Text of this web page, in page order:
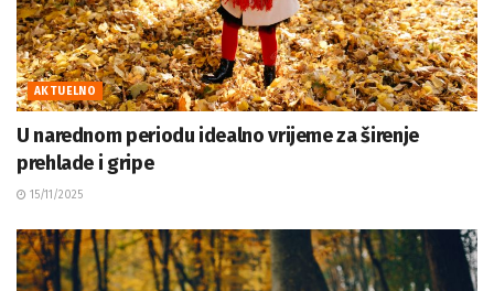
AKTUELNO
U narednom periodu idealno vrijeme za širenje
prehlade i gripe
15/11/2025